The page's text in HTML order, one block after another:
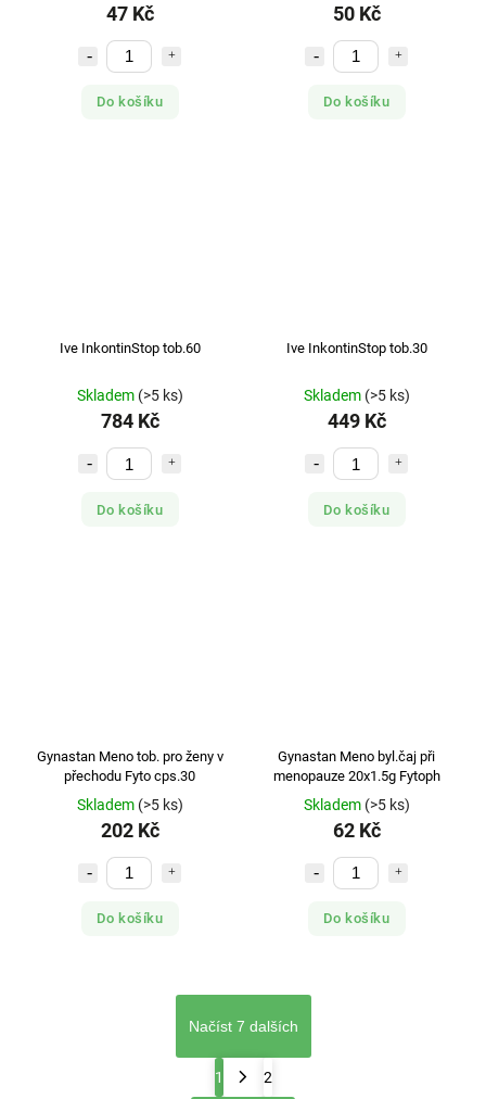
47 Kč
Do košíku
50 Kč
Do košíku
Ive InkontinStop tob.60
Skladem (>5 ks)
784 Kč
Do košíku
Ive InkontinStop tob.30
Skladem (>5 ks)
449 Kč
Do košíku
Gynastan Meno tob. pro ženy v
přechodu Fyto cps.30
Skladem (>5 ks)
202 Kč
Do košíku
Gynastan Meno byl.čaj při
menopauze 20x1.5g Fytoph
Skladem (>5 ks)
62 Kč
Do košíku
Načíst 7 dalších
1 2